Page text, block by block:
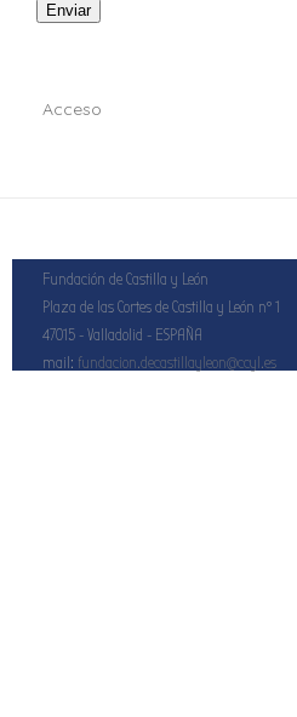
Enviar
Acceso
Fundación de Castilla y León
Plaza de las Cortes de Castilla y León nº 1
47015 - Valladolid - ESPAÑA
mail: fundacion.decastillayleon@ccyl.es